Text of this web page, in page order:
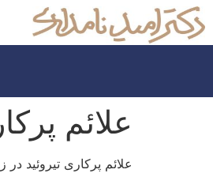
علائم
علائم پرکاری تیروئید